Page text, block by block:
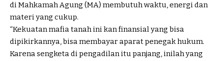
di Mahkamah Agung (MA) membutuh waktu, energi dan
materi yang cukup.
“Kekuatan mafia tanah ini kan finansial yang bisa
dipikirkannya, bisa membayar aparat penegak hukum.
Karena sengketa di pengadilan itu panjang, inilah yang